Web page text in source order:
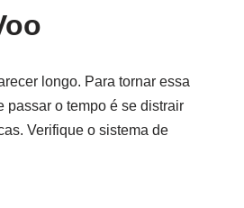
longo. Para tornar essa
passar o tempo é se distrair
Verifique o sistema de